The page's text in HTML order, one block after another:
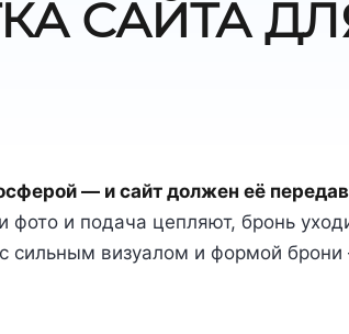
САЙТА
— и сайт должен её
фото и подача цепляют, бронь
сильным визуалом и формой